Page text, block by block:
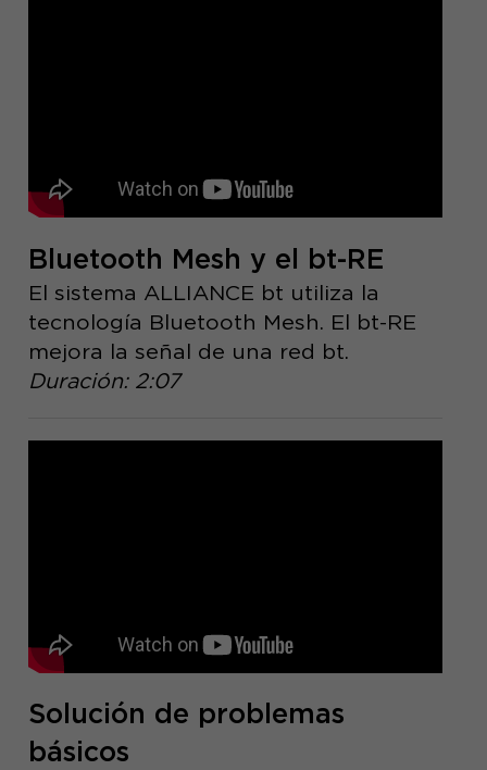
Bluetooth Mesh y el bt-RE
El sistema ALLIANCE bt utiliza la
tecnología Bluetooth Mesh. El bt-RE
mejora la señal de una red bt.
Duración: 2:07
Solución de problemas
básicos